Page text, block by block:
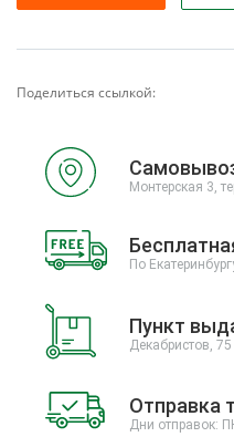
Поделиться ссылкой:
Монтерская 3,
По
Пункт
Декабристов, 75
Отправка
Дни отправок: